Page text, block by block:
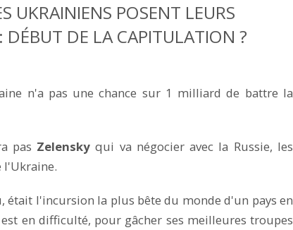
UKRAINIENS POSENT LEURS
DÉBUT DE LA CAPITULATION ?
n'a pas une chance sur 1 milliard de battre la
pas Zelenskyqui va négocier avec la Russie, les
l'Ukraine.
était l'incursion la plus bête du monde d'un pays en
en difficulté, pour gâcher ses meilleures troupes